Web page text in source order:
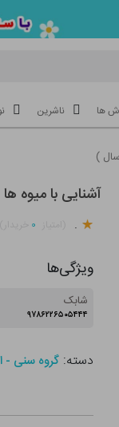
ها ناشرین
آشنایی با میوه ها
. ۰
ویژگی‌ها
شابک
۹۷۸۶۲۲۶۵۰۵۴۴۴
دسته: گروه سنی - الف ( 0